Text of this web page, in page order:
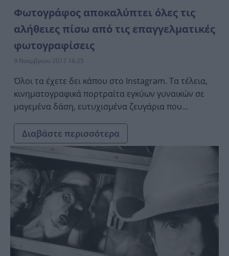
Φωτογράφος αποκαλύπτει όλες τις
αλήθειες πίσω από τις επαγγελματικές
φωτογραφίσεις
9 Νοεμβρίου 2017 16:25
Όλοι τα έχετε δει κάπου στο Instagram. Τα τέλεια,
κινηματογραφικά πορτραίτα εγκύων γυναικών σε
μαγεμένα δάση, ευτυχισμένα ζευγάρια που...
Διαβάστε περισσότερα